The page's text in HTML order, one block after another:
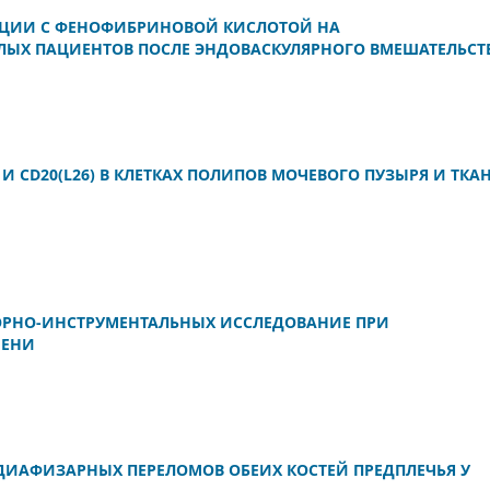
С ФЕНОФИБРИНОВОЙ КИСЛОТОЙ НА
ПАЦИЕНТОВ ПОСЛЕ ЭНДОВАСКУЛЯРНОГО
CD20(L26) В КЛЕТКАХ ПОЛИПОВ МОЧЕВОГО ПУЗЫРЯ И
ИНСТРУМЕНТАЛЬНЫХ ИССЛЕДОВАНИЕ ПРИ
ПЕРЕЛОМОВ ОБЕИХ КОСТЕЙ ПРЕДПЛЕЧЬЯ У